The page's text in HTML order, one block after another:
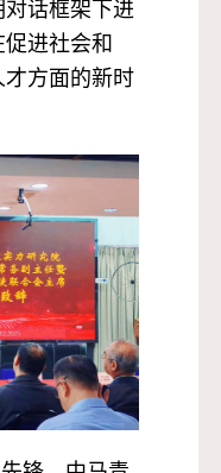
话框架下进
进社会和
方面的新时